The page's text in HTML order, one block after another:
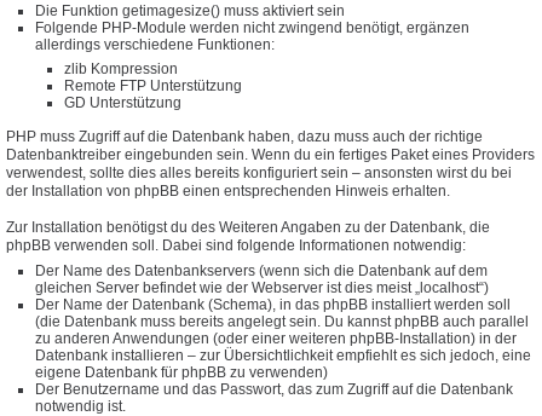
Die Funktion getimagesize() muss aktiviert sein
Folgende PHP-Module werden nicht zwingend benötigt, ergänzen
allerdings verschiedene Funktionen:
zlib Kompression
Remote FTP Unterstützung
GD Unterstützung
PHP muss Zugriff auf die Datenbank haben, dazu muss auch der richtige
Datenbanktreiber eingebunden sein. Wenn du ein fertiges Paket eines Providers
verwendest, sollte dies alles bereits konfiguriert sein – ansonsten wirst du bei
der Installation von phpBB einen entsprechenden Hinweis erhalten.
Zur Installation benötigst du des Weiteren Angaben zu der Datenbank, die
phpBB verwenden soll. Dabei sind folgende Informationen notwendig:
Der Name des Datenbankservers (wenn sich die Datenbank auf dem
gleichen Server befindet wie der Webserver ist dies meist „localhost“)
Der Name der Datenbank (Schema), in das phpBB installiert werden soll
(die Datenbank muss bereits angelegt sein. Du kannst phpBB auch parallel
zu anderen Anwendungen (oder einer weiteren phpBB-Installation) in der
Datenbank installieren – zur Übersichtlichkeit empfiehlt es sich jedoch, eine
eigene Datenbank für phpBB zu verwenden)
Der Benutzername und das Passwort, das zum Zugriff auf die Datenbank
notwendig ist.